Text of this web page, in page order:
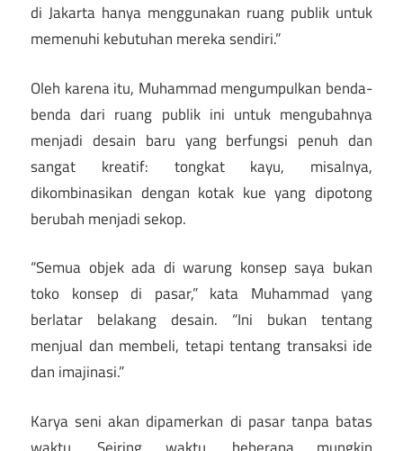
di Jakarta hanya menggunakan ruang publik untuk
memenuhi kebutuhan mereka sendiri.”
Oleh karena itu, Muhammad mengumpulkan benda-
benda dari ruang publik ini untuk mengubahnya
menjadi desain baru yang berfungsi penuh dan
sangat kreatif: tongkat kayu, misalnya,
dikombinasikan dengan kotak kue yang dipotong
berubah menjadi sekop.
“Semua objek ada di warung konsep saya bukan
toko konsep di pasar,” kata Muhammad yang
berlatar belakang desain. “Ini bukan tentang
menjual dan membeli, tetapi tentang transaksi ide
dan imajinasi.”
Karya seni akan dipamerkan di pasar tanpa batas